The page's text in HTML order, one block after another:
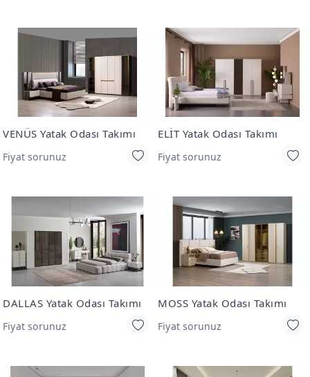
VENÜS Yatak Odası Takımı
Fiyat sorunuz
ELİT Yatak Odası Takımı
Fiyat sorunuz
DALLAS Yatak Odası Takımı
Fiyat sorunuz
MOSS Yatak Odası Takımı
Fiyat sorunuz